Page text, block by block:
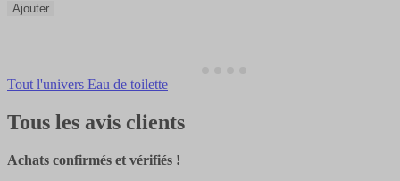
Ajouter
Tout l'univers Eau de toilette
Tous les avis clients
Achats confirmés et vérifiés !